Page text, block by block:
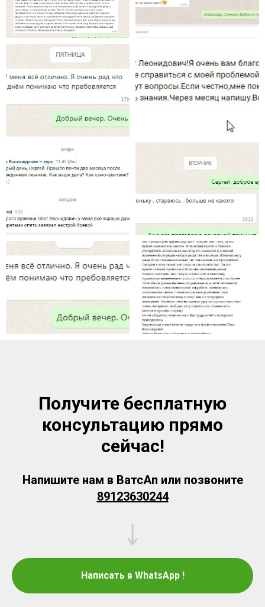
Получите бесплатную
консультацию прямо
сейчас!
Напишите нам в ВатсАп или позвоните
89123630244
Написать в WhatsApp !